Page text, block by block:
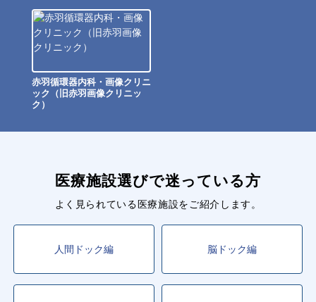
赤羽循環器内科・画像クリニ
ック（旧赤羽画像クリニッ
ク）
医療施設選びで迷っている方
よく見られている医療施設をご紹介します。
人間ドック編 脳ドック編